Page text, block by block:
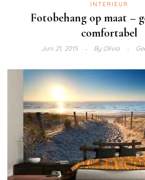
INTERIEUR
Fotobehang op maat –
comfortabel
Juni 21, 2015 ByOlivia